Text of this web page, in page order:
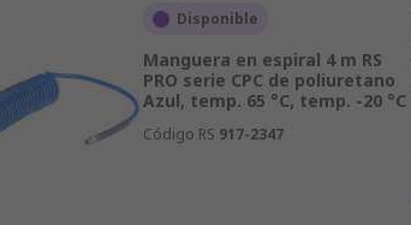
Disponible
Manguera en espiral 4 m RS
PRO serie CPC de poliuretano
Azul, temp. 65 °C, temp. -20 °C
Código RS 917-2347